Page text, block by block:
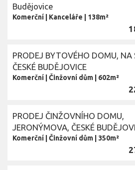
Budějovice
Komerční Kanceláře 138m²
PRODEJ BYTOVÉHO DOMU, NA
ČESKÉ BUDĚJOVICE
Komerční Činžovní dům 602m²
PRODEJ ČINŽOVNÍHO DOMU,
JERONÝMOVA, ČESKÉ
Komerční Činžovní dům 350m²